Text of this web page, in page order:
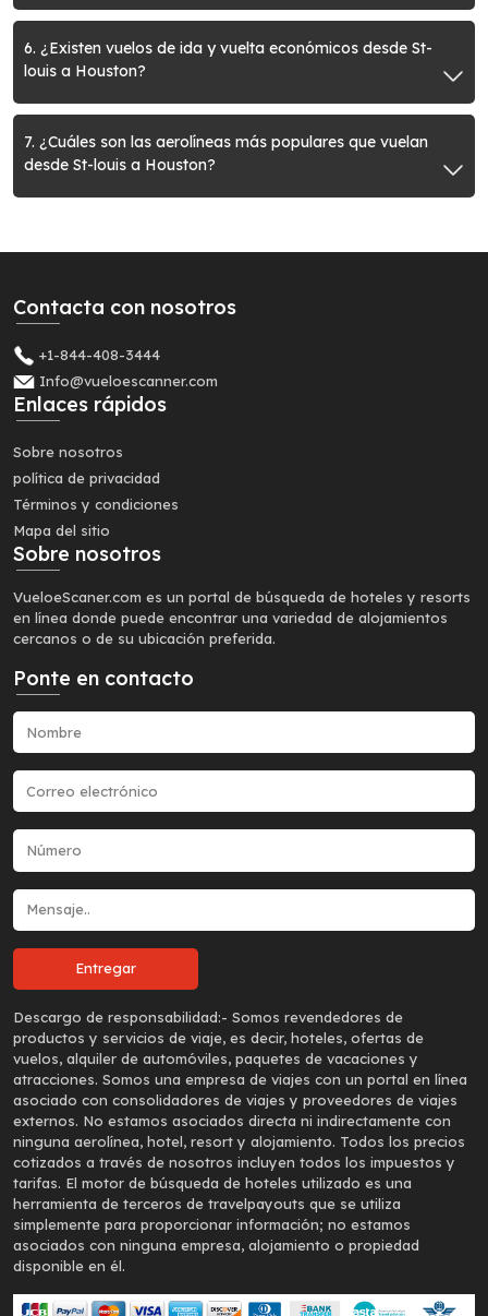
6. ¿Existen vuelos de ida y vuelta económicos desde St-
louis a Houston?
7. ¿Cuáles son las aerolíneas más populares que vuelan
desde St-louis a Houston?
Contacta con nosotros
+1-844-408-3444
Info@vueloescanner.com
Enlaces rápidos
Sobre nosotros
política de privacidad
Términos y condiciones
Mapa del sitio
Sobre nosotros
VueloeScaner.com es un portal de búsqueda de hoteles y resorts
en línea donde puede encontrar una variedad de alojamientos
cercanos o de su ubicación preferida.
Ponte en contacto
Descargo de responsabilidad:- Somos revendedores de
productos y servicios de viaje, es decir, hoteles, ofertas de
vuelos, alquiler de automóviles, paquetes de vacaciones y
atracciones. Somos una empresa de viajes con un portal en línea
asociado con consolidadores de viajes y proveedores de viajes
externos. No estamos asociados directa ni indirectamente con
ninguna aerolínea, hotel, resort y alojamiento. Todos los precios
cotizados a través de nosotros incluyen todos los impuestos y
tarifas. El motor de búsqueda de hoteles utilizado es una
herramienta de terceros de travelpayouts que se utiliza
simplemente para proporcionar información; no estamos
asociados con ninguna empresa, alojamiento o propiedad
disponible en él.